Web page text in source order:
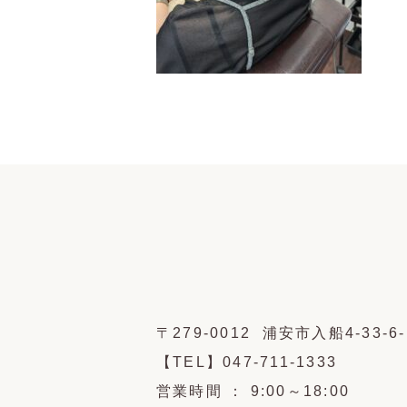
〒279-0012 浦安市入船4-33-
【TEL】047-711-1333
営業時間 ： 9:00～18:00